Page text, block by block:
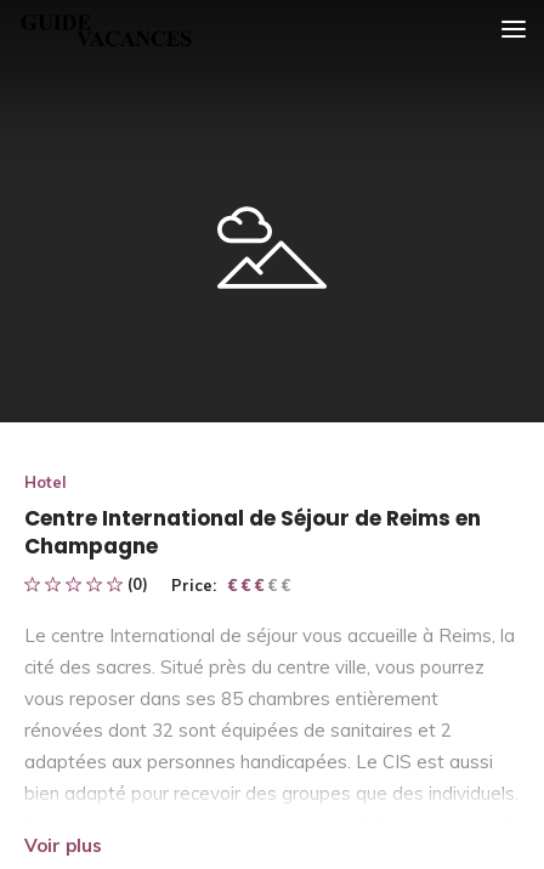
Hotel
Centre International de Séjour de Reims en
Champagne
(0) Price: € € € € €
€ € €
Le centre International de séjour vous accueille à Reims, la
cité des sacres. Situé près du centre ville, vous pourrez
vous reposer dans ses 85 chambres entièrement
rénovées dont 32 sont équipées de sanitaires et 2
adaptées aux personnes handicapées. Le CIS est aussi
bien adapté pour recevoir des groupes que des individuels.
salles pouvant accueillir jusqu’à 200 personnes. Des
Voir plus